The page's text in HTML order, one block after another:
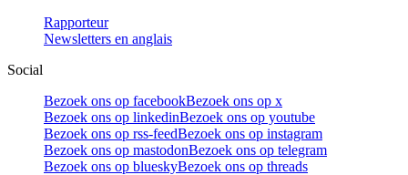
Rapporteur
Newsletters en anglais
Social
Bezoek ons op facebookBezoek ons op x
Bezoek ons op linkedinBezoek ons op youtube
Bezoek ons op rss-feedBezoek ons op instagram
Bezoek ons op mastodonBezoek ons op telegram
Bezoek ons op blueskyBezoek ons op threads